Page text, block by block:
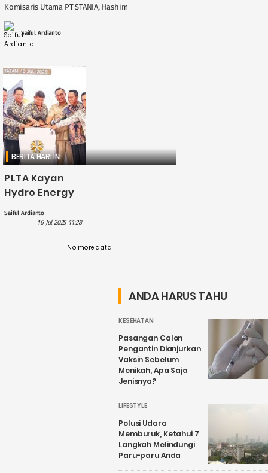
Komisaris Utama PT STANIA, Hashim
terhadap proyek besar PLTA Kayan ....
Saiful Ardianto
BERITA HARI INI
PLTA Kayan
Hydro Energy
Hashim Saat
Pabrik Timah
Saiful Ardianto
16 Jul 2025 11:28
No more data
ANDA HARUS TAHU
KESEHATAN
Pasangan Calon
Pengantin Dianjurkan
Vaksin Sebelum
Menikah, Apa Saja
Jenisnya?
LIFESTYLE
Polusi Udara
Memburuk, Ketahui 7
Langkah Melindungi
Paru-paru Anda